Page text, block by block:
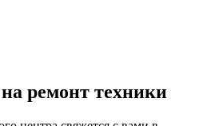
ремонт техники